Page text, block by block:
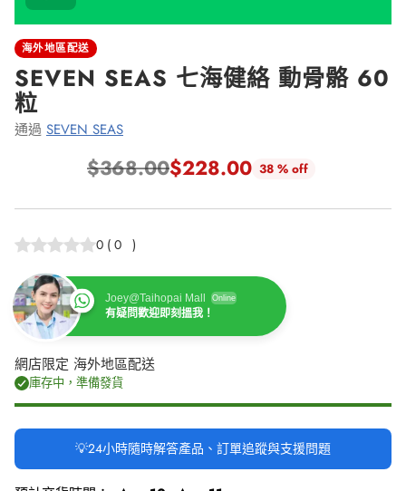
海外地區配送
SEVEN SEAS 七海健絡 動骨骼 60
粒
通過 SEVEN SEAS
正
常
價
$368.00$228.00 38 % off
0 ( 0 )
Joey@Taihopai Mall Online
有疑問歡迎即刻搵我！
網店限定 海外地區配送
庫存中，準備發貨
💡24小時隨時解答產品、訂單追蹤與支援問題